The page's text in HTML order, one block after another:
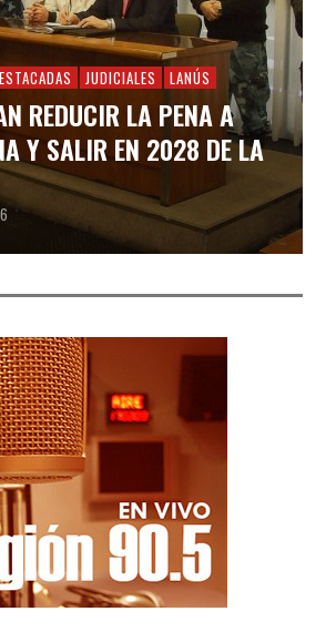
JUDICIALES LANÚS
REDUCIR LA PENA A
Y SALIR EN 2028 DE LA